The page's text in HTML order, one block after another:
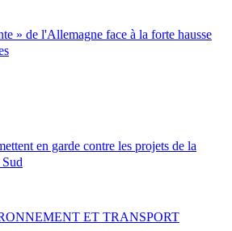
» de l'Allemagne face à la forte hausse
en garde contre les projets de la
ET TRANSPORT